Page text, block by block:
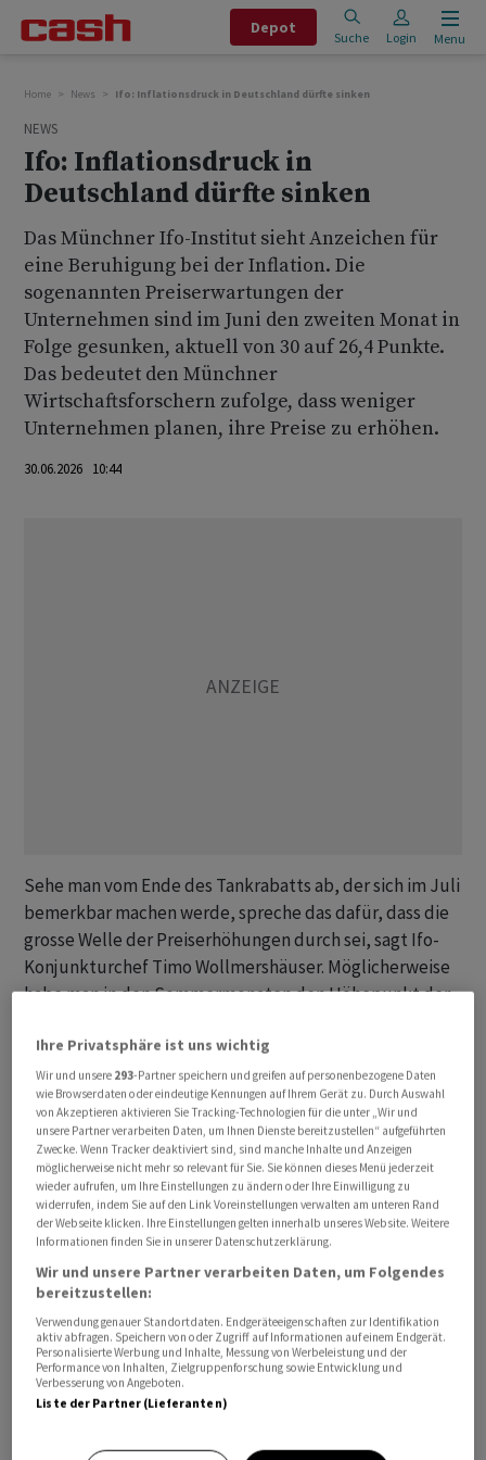
Depot
Suche Login Menu
Home News Ifo: Inflationsdruck in Deutschland dürfte sinken
NEWS
Ifo: Inflationsdruck in
Deutschland dürfte sinken
Das Münchner Ifo-Institut sieht Anzeichen für
eine Beruhigung bei der Inflation. Die
sogenannten Preiserwartungen der
Unternehmen sind im Juni den zweiten Monat in
Folge gesunken, aktuell von 30 auf 26,4 Punkte.
Das bedeutet den Münchner
Wirtschaftsforschern zufolge, dass weniger
Unternehmen planen, ihre Preise zu erhöhen.
30.06.2026 10:44
Sehe man vom Ende des Tankrabatts ab, der sich im Juli
bemerkbar machen werde, spreche das dafür, dass die
grosse Welle der Preiserhöhungen durch sei, sagt Ifo-
Konjunkturchef Timo Wollmershäuser. Möglicherweise
habe man in den Sommermonaten den Höhepunkt der
Preise werden weiter steigen
«Sinkende Energiepreise, zu denen die Hoffnungen auf
Frieden im Nahen Osten zusätzlich beigetragen haben,
scheinen die Unternehmen zuversichtlicher hinsichtlich
der wirtschaftlichen Lage gemacht zu haben.»
Entwarnung gibt er aber nicht. Die Produzenten- und
Verbraucherpreise dürften in den kommenden Monaten
weiterhin steigen, sagt er. Die Preiserwartungen liegen
weiterhin erheblich über dem Durchschnitt der Jahre
2023 bis 2025 von 18,3 Punkten.
Die Preiserwartungen beruhen auf einer Befragung des
Preise in den kommenden Monaten erhöhen wollen, ins
Ihre Privatsphäre ist uns wichtig
Wir und unsere 293-Partner speichern und greifen auf personenbezogene Daten
wie Browserdaten oder eindeutige Kennungen auf Ihrem Gerät zu. Durch Auswahl
von Akzeptieren aktivieren Sie Tracking-Technologien für die unter „Wir und
unsere Partner verarbeiten Daten, um Ihnen Dienste bereitzustellen“ aufgeführten
Zwecke. Wenn Tracker deaktiviert sind, sind manche Inhalte und Anzeigen
möglicherweise nicht mehr so relevant für Sie. Sie können dieses Menü jederzeit
wieder aufrufen, um Ihre Einstellungen zu ändern oder Ihre Einwilligung zu
widerrufen, indem Sie auf den Link Voreinstellungen verwalten am unteren Rand
der Webseite klicken. Ihre Einstellungen gelten innerhalb unseres Website. Weitere
Informationen finden Sie in unserer Datenschutzerklärung.
Wir und unsere Partner verarbeiten Daten, um Folgendes
bereitzustellen:
Verwendung genauer Standortdaten. Endgeräteeigenschaften zur Identifikation
aktiv abfragen. Speichern von oder Zugriff auf Informationen auf einem Endgerät.
Personalisierte Werbung und Inhalte, Messung von Werbeleistung und der
Performance von Inhalten, Zielgruppenforschung sowie Entwicklung und
Verbesserung von Angeboten.
Liste der Partner (Lieferanten)